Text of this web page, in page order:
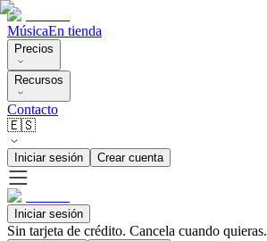
MúsicaEn tienda
Precios
Recursos
Contacto
🇪🇸
Iniciar sesión Crear cuenta
Iniciar sesión
Sin tarjeta de crédito. Cancela cuando quieras.